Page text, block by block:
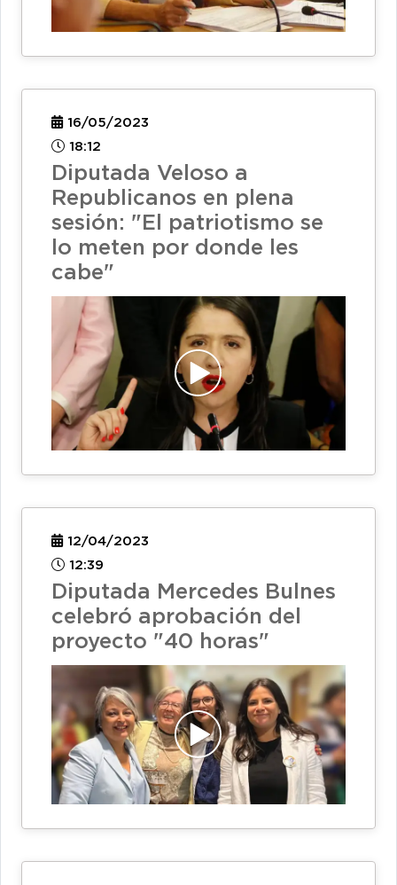
16/05/2023
18:12
Diputada Veloso a
Republicanos en plena
sesión: "El patriotismo se
lo meten por donde les
cabe"
12/04/2023
12:39
Diputada Mercedes Bulnes
celebró aprobación del
proyecto "40 horas"